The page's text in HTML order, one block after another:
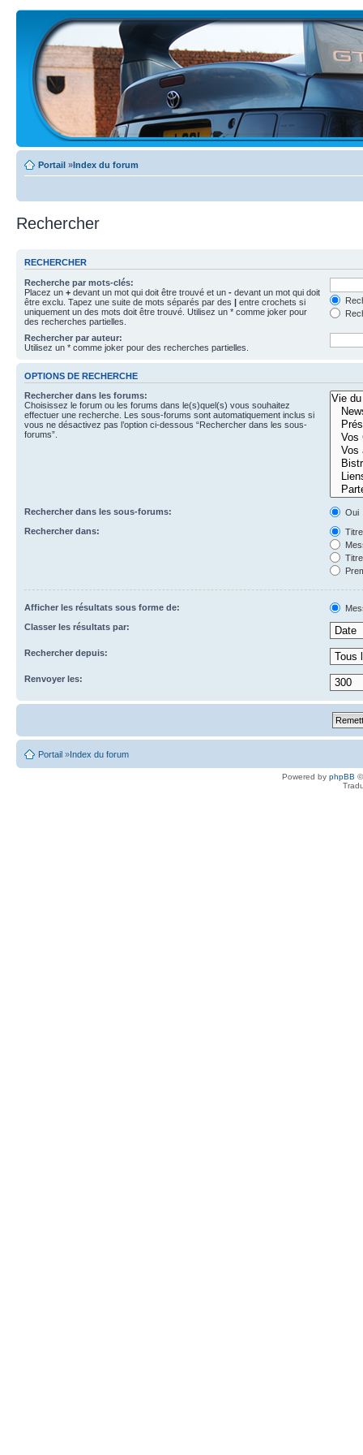
Portail »Index du forum
Rechercher
RECHERCHER
Recherche par mots-clés:
Placez un + devant un mot qui doit être trouvé et un - devant un mot qui doit
être exclu. Tapez une suite de mots séparés par des | entre crochets si
uniquement un des mots doit être trouvé. Utilisez un * comme joker pour
des recherches partielles.
Rechercher par auteur:
Utilisez un * comme joker pour des recherches partielles.
OPTIONS DE RECHERCHE
Rechercher dans les forums:
Choisissez le forum ou les forums dans le(s)quel(s) vous souhaitez
effectuer une recherche. Les sous-forums sont automatiquement inclus si
vous ne désactivez pas l’option ci-dessous “Rechercher dans les sous-
forums”.
Rechercher dans les sous-forums:
Oui
Rechercher dans:
Afficher les résultats sous forme de:
Classer les résultats par:
Rechercher depuis:
Renvoyer les:
Portail »Index du forum
Powered by phpBB